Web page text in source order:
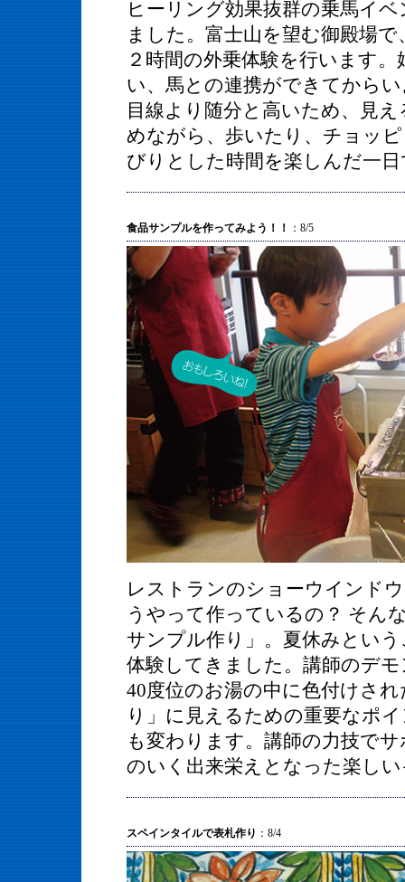
ヒーリング効果抜群の乗馬イ
ました。富士山を望む御殿場
２時間の外乗体験を行います
い、馬との連携ができてから
目線より随分と高いため、見
めながら、歩いたり、チョッ
びりとした時間を楽しんだ一
食品サンプルを作ってみよう！！ ：8/5
レストランのショーウインド
うやって作っているの？ そん
サンプル作り」。夏休みとい
体験してきました。講師のデ
40度位のお湯の中に色付けさ
り」に見えるための重要なポ
も変わります。講師の力技で
のいく出来栄えとなった楽し
スペインタイルで表札作り ：8/4